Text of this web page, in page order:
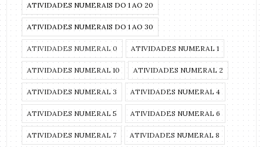
ATIVIDADES NUMERAIS DO 1 AO 20
ATIVIDADES NUMERAIS DO 1 AO 30
ATIVIDADES NUMERAL 0 ATIVIDADES NUMERAL 1
ATIVIDADES NUMERAL 10 ATIVIDADES NUMERAL 2
ATIVIDADES NUMERAL 3 ATIVIDADES NUMERAL 4
ATIVIDADES NUMERAL 5 ATIVIDADES NUMERAL 6
ATIVIDADES NUMERAL 7 ATIVIDADES NUMERAL 8